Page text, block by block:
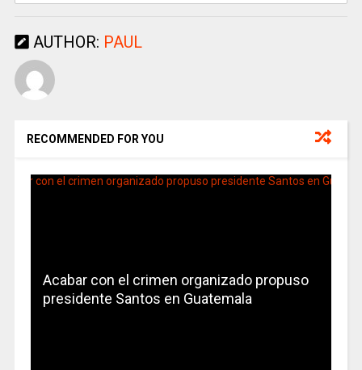
AUTHOR: PAUL
RECOMMENDED FOR YOU
Acabar con el crimen organizado propuso
presidente Santos en Guatemala